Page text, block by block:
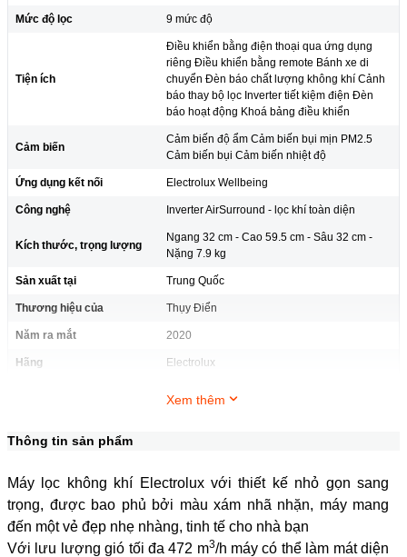
Thông tin sản phẩm
Máy lọc không khí Electrolux với thiết kế nhỏ gọn sang
trọng, được bao phủ bởi màu xám nhã nhặn, máy mang
đến một vẻ đẹp nhẹ nhàng, tinh tế cho nhà bạn
Với lưu lượng gió tối đa 472 m3/h máy có thể làm mát diện
Mức độ lọc 9 mức độ
Tiện ích
Điều khiển bằng điện thoại qua ứng dụng
riêng Điều khiển bằng remote Bánh xe di
chuyển Đèn báo chất lượng không khí Cảnh
báo thay bộ lọc Inverter tiết kiệm điện Đèn
báo hoạt động Khoá bảng điều khiển
Cảm biến
Cảm biến độ ẩm Cảm biến bụi mịn PM2.5
Cảm biến bụi Cảm biến nhiệt độ
Ứng dụng kết nối Electrolux Wellbeing
Công nghệ Inverter AirSurround - lọc khí toàn diện
Kích thước, trọng lượng
Ngang 32 cm - Cao 59.5 cm - Sâu 32 cm -
Nặng 7.9 kg
Sản xuất tại Trung Quốc
Thương hiệu của Thụy Điển
Năm ra mắt 2020
Hãng Electrolux
Xem thêm